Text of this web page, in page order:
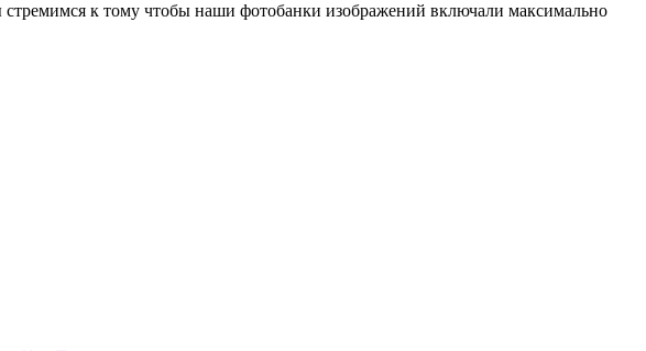
к тому чтобы наши фотобанки изображений включали максимально